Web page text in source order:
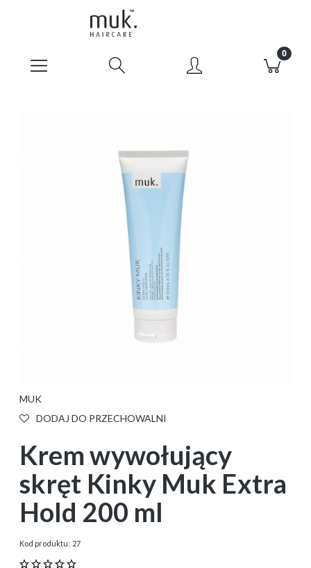
MUK
DODAJ DO PRZECHOWALNI
Krem wywołujący
skręt Kinky Muk Extra
Hold 200 ml
Kod produktu: 27